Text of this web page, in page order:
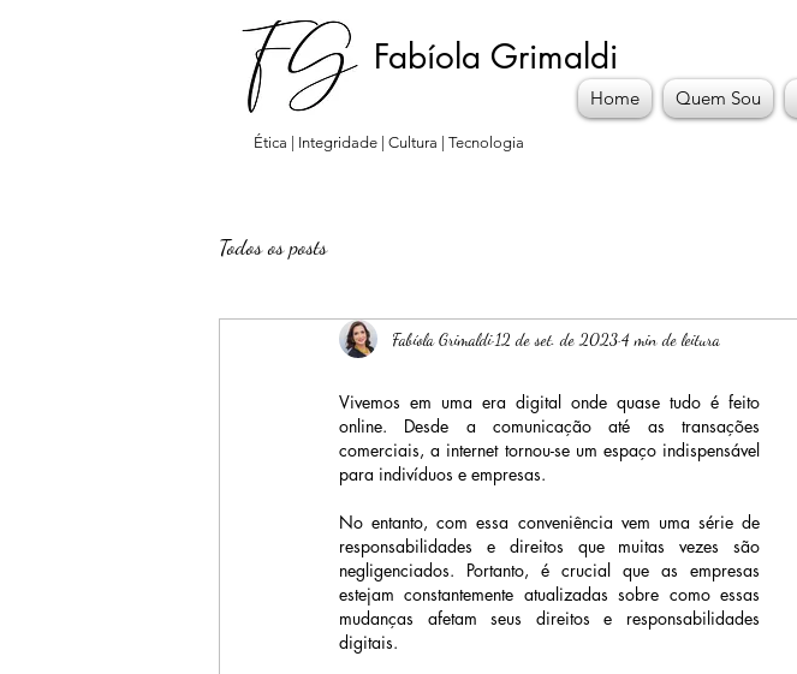
Fabíola Grimaldi
Ética | Integridade | Cultura | Tecnologia
Home Quem Sou
Todos os posts
Fabíola Grimaldi 12 de set. de 20234 min de leitura
Vivemos em uma era digital onde quase tudo é feito
online. Desde a comunicação até as transações
comerciais, a internet tornou-se um espaço indispensável
para indivíduos e empresas.
No entanto, com essa conveniência vem uma série de
responsabilidades e direitos que muitas vezes são
negligenciados. Portanto, é crucial que as empresas
estejam constantemente atualizadas sobre como essas
mudanças afetam seus direitos e responsabilidades
digitais.